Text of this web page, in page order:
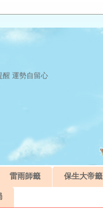
醒 運勢自留心
雷雨師籤 保生大帝籤